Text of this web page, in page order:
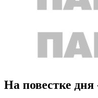
На повестке дня